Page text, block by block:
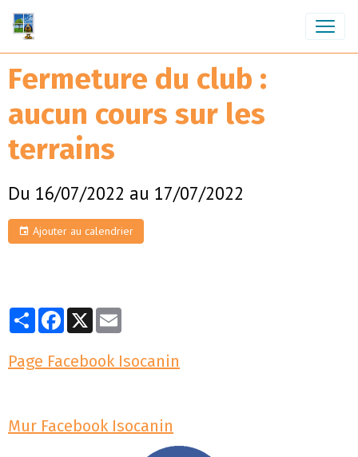
Fermeture du club :
aucun cours sur les
terrains
Du 16/07/2022 au 17/07/2022
Ajouter au calendrier
PartagerFacebook
X
Page Facebook Isocanin
Mur Facebook Isocanin